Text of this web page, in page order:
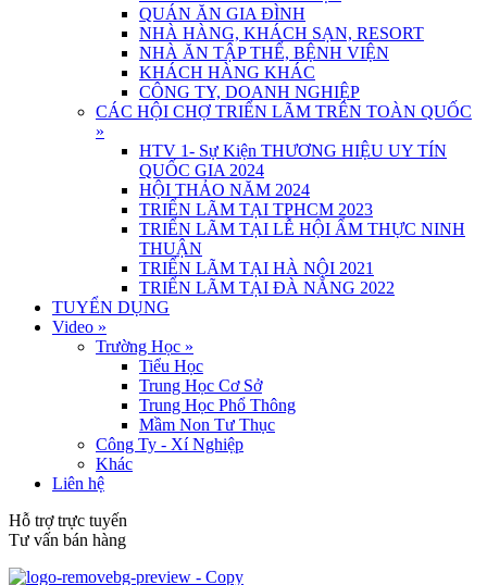
QUÁN ĂN GIA ĐÌNH
NHÀ HÀNG, KHÁCH SẠN, RESORT
NHÀ ĂN TẬP THỂ, BỆNH VIỆN
KHÁCH HÀNG KHÁC
CÔNG TY, DOANH NGHIỆP
CÁC HỘI CHỢ TRIỂN LÃM TRÊN TOÀN QUỐC
»
HTV 1- Sự Kiện THƯƠNG HIỆU UY TÍN
QUỐC GIA 2024
HỘI THẢO NĂM 2024
TRIỂN LÃM TẠI TPHCM 2023
TRIỂN LÃM TẠI LỄ HỘI ẨM THỰC NINH
THUẬN
TRIỂN LÃM TẠI HÀ NỘI 2021
TRIỂN LÃM TẠI ĐÀ NẴNG 2022
TUYỂN DỤNG
Video »
Trường Học »
Tiểu Học
Trung Học Cơ Sở
Trung Học Phổ Thông
Mầm Non Tư Thục
Công Ty - Xí Nghiệp
Khác
Liên hệ
Hỗ trợ trực tuyến
Tư vấn bán hàng